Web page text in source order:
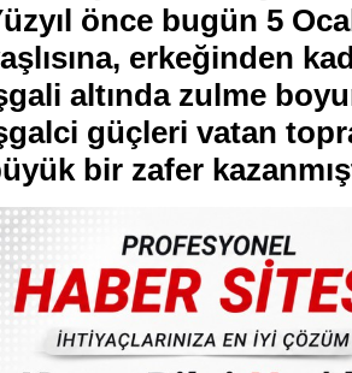
önce bugün 5
erkeğinden
altında zulme
güçleri vatan
bir zafer